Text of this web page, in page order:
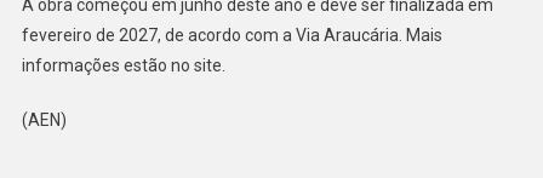
A obra começou em junho deste ano e deve ser finalizada em
fevereiro de 2027, de acordo com a Via Araucária. Mais
informações estão no site.
(AEN)